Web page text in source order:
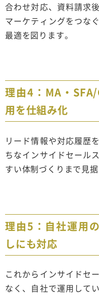
合わせ対応、資料請求
マーケティングをつな
最適を図ります。
理由4：MA・
用を仕組み化
リード情報や対応履歴
ちなインサイドセール
すい体制づくりまで見据
理由5：自社運用
しにも対応
これからインサイドセ
なく、自社で運用して